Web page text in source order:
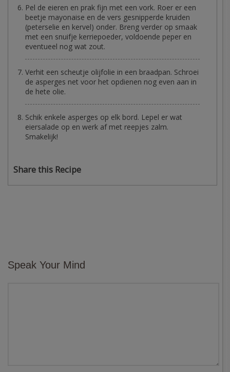
Pel de eieren en prak fijn met een vork. Roer er een
beetje mayonaise en de vers gesnipperde kruiden
(peterselie en kervel) onder. Breng verder op smaak
met een snuifje kerriepoeder, voldoende peper en
eventueel nog wat zout.
Verhit een scheutje olijfolie in een braadpan. Schroei
de asperges net voor het opdienen nog even aan in
de hete olie.
Schik enkele asperges op elk bord. Lepel er wat
eiersalade op en werk af met reepjes zalm.
Smakelijk!
Share this Recipe
Speak Your Mind